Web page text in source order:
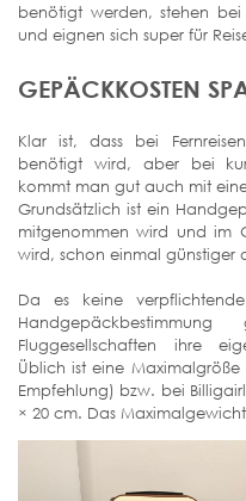
benötigt werden, stehen
und eignen sich super für
GEPÄCKKOSTEN
Klar ist, dass bei
benötigt wird, aber bei
kommt man gut auch mit
Grundsätzlich ist ein
mitgenommen wird und im
wird, schon einmal günstiger
Da es keine
Fluggesellschaften ihre
Üblich ist eine
Empfehlung) bzw. bei
× 20 cm. Das